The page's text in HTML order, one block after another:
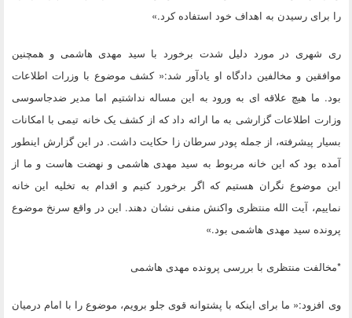
را برای رسیدن به اهداف خود استفاده کرد.»
ری شهری در مورد دلیل شدت برخورد با سید مهدی هاشمی و همچنین
موافقین و مخالفین دادگاه او یادآور شد:« کشف موضوع با وزرات اطلاعات
بود. ما هیچ علاقه ای به ورود به این مساله نداشتیم اما مدیر ضدجاسوسی
وزارت اطلاعات گزارشی به ما ارائه داد که از کشف یک خانه تیمی با امکانات
بسیار پیشرفته، از جمله پودر سرطان زا حکایت داشت. در این گزارش اینطور
آمده بود که این خانه مربوط به سید مهدی هاشمی و نهضت هاست و ما از
این موضوع نگران هستیم که اگر برخورد کنیم و اقدام به تخلیه این خانه
نماییم، آیت الله منتظری واکنش منفی نشان دهند. این در واقع سرنخ موضوع
پرونده سید مهدی هاشمی بود.»
*مخالفت منتظری با بررسی پرونده مهدی هاشمی
وی افزود:« ما برای اینکه با پشتوانه قوی جلو برویم، موضوع را با امام درمیان